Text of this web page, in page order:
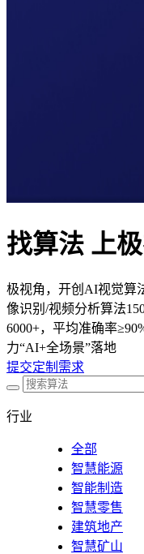
找算法 上
极视角，开创AI视觉算
像识别/视频分析算法
6000+，平均准确率
力“AI+全场景”落地
提交定制需求
行业
全部
智慧能源
智能制造
智慧零售
建筑地产
智慧矿山